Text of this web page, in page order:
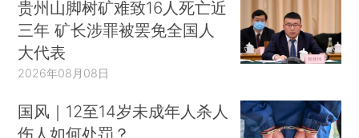
贵州山脚树矿难致16人死亡近
三年 矿长涉罪被罢免全国人
大代表
2026年08月08日
国风｜12至14岁未成年人杀人
伤人如何处罚？